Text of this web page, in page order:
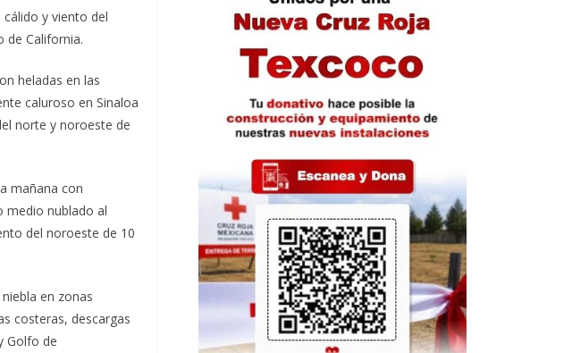
y viento del
de California.
heladas en las
caluroso en Sinaloa
norte y noroeste de
mañana con
medio nublado al
del noroeste de 10
en zonas
costeras, descargas
Golfo de